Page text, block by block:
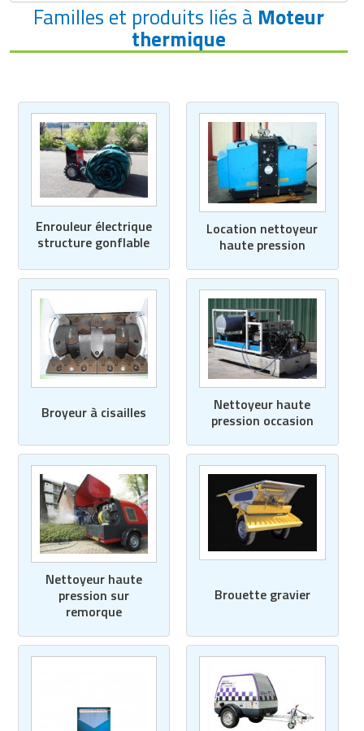
Familles et produits liés à Moteur
thermique
Enrouleur électrique
structure gonflable
Location nettoyeur
haute pression
Broyeur à cisailles
Nettoyeur haute
pression occasion
Nettoyeur haute
pression sur
remorque
Brouette gravier